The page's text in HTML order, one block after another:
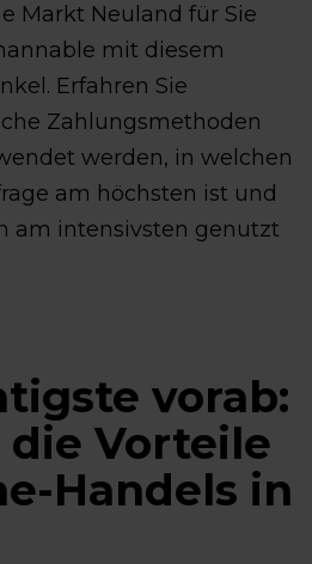
Markt Neuland für Sie
mit diesem
Erfahren Sie
Zahlungsmethoden
werden, in welchen
am höchsten ist und
am intensivsten genutzt
vorab:
die Vorteile
Handels in